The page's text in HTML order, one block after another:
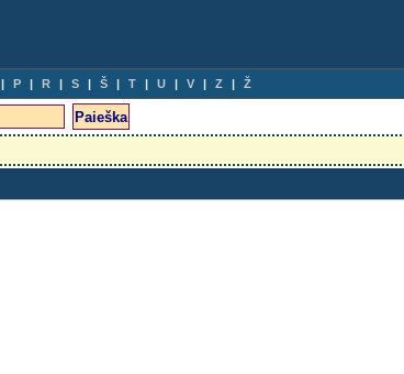
P R S Š T U V Z Ž